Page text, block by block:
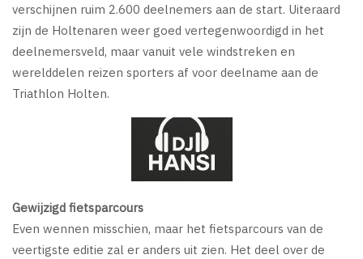
verschijnen ruim 2.600 deelnemers aan de start. Uiteraard
zijn de Holtenaren weer goed vertegenwoordigd in het
deelnemersveld, maar vanuit vele windstreken en
werelddelen reizen sporters af voor deelname aan de
Triathlon Holten.
Gewijzigd fietsparcours
Even wennen misschien, maar het fietsparcours van de
veertigste editie zal er anders uit zien. Het deel over de